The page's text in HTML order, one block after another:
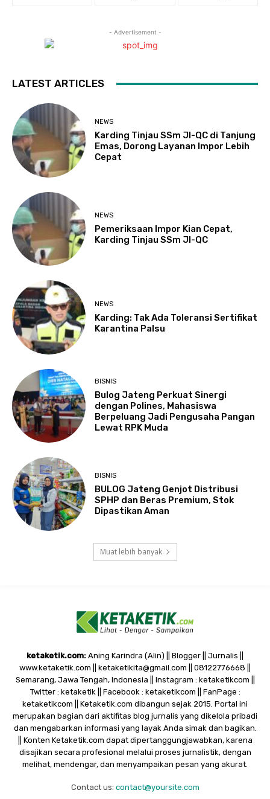
- Advertisement -
LATEST ARTICLES
NEWS
Karding Tinjau SSm JI-QC di Tanjung
Emas, Dorong Layanan Impor Lebih
Cepat
NEWS
Pemeriksaan Impor Kian Cepat,
Karding Tinjau SSm JI-QC
NEWS
Karding: Tak Ada Toleransi Sertifikat
Karantina Palsu
BISNIS
Bulog Jateng Perkuat Sinergi
dengan Polines, Mahasiswa
Berpeluang Jadi Pengusaha Pangan
Lewat RPK Muda
BISNIS
BULOG Jateng Genjot Distribusi
SPHP dan Beras Premium, Stok
Dipastikan Aman
Muat lebih banyak
ketaketik.com: Aning Karindra (Alin) || Blogger || Jurnalis ||
www.ketaketik.com || ketaketikita@gmail.com || 08122776668 ||
Semarang, Jawa Tengah, Indonesia || Instagram : ketaketikcom ||
Twitter : ketaketik || Facebook : ketaketikcom || FanPage :
ketaketikcom || Ketaketik.com dibangun sejak 2015. Portal ini
merupakan bagian dari aktifitas blog jurnalis yang dikelola pribadi
dan mengabarkan informasi yang layak Anda simak dan bagikan.
|| Konten Ketaketik.com dapat dipertanggungjawabkan, karena
disajikan secara profesional melalui proses jurnalistik, dengan
melihat, mendengar, dan menyampaikan pesan yang akurat.
Contact us: contact@yoursite.com